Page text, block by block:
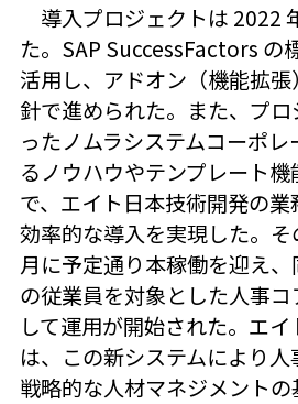
導入プロジェクトは 2022
た。SAP SuccessFactors の
活用し、アドオン（機能拡
針で進められた。また、プ
ったノムラシステムコーポ
るノウハウやテンプレート
で、エイト日本技術開発の
効率的な導入を実現した。
月に予定通り本稼働を迎え
の従業員を対象とした人事
して運用が開始された。エ
は、この新システムにより
戦略的な人材マネジメントの